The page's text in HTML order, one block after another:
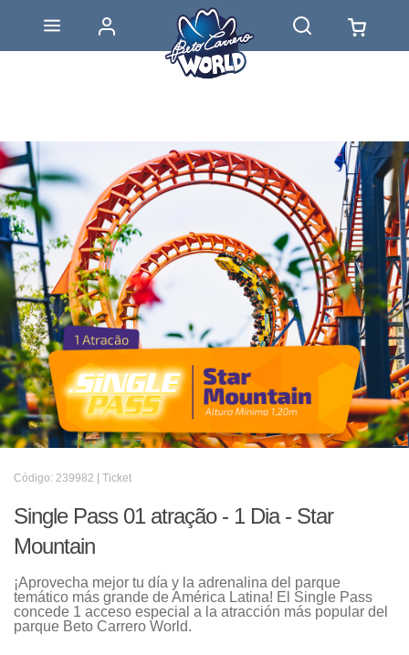
Código: 239982 | Ticket
Single Pass 01 atração - 1 Dia - Star
Mountain
¡Aprovecha mejor tu día y la adrenalina del parque
temático más grande de América Latina! El Single Pass
concede 1 acceso especial a la atracción más popular del
parque Beto Carrero World.